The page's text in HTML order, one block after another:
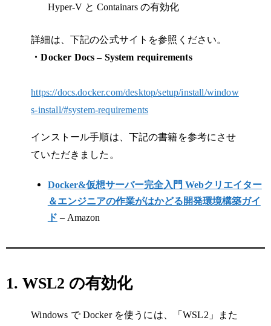
Hyper-V と Containars の有効化
詳細は、下記の公式サイトを参照ください。
・Docker Docs – System requirements
https://docs.docker.com/desktop/setup/install/window
s-install/#system-requirements
インストール手順は、下記の書籍を参考にさせ
ていただきました。
Docker&仮想サーバー完全入門 Webクリエイター
＆エンジニアの作業がはかどる開発環境構築ガイ
ド – Amazon
1. WSL2 の有効化
Windows で Docker を使うには、「WSL2」また